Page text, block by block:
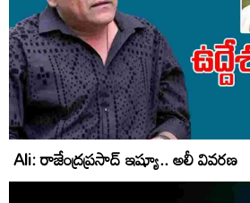
Ali: రాజేంద్రప్రసాద్‌ ఇష్యూ.. అలీ వివరణ